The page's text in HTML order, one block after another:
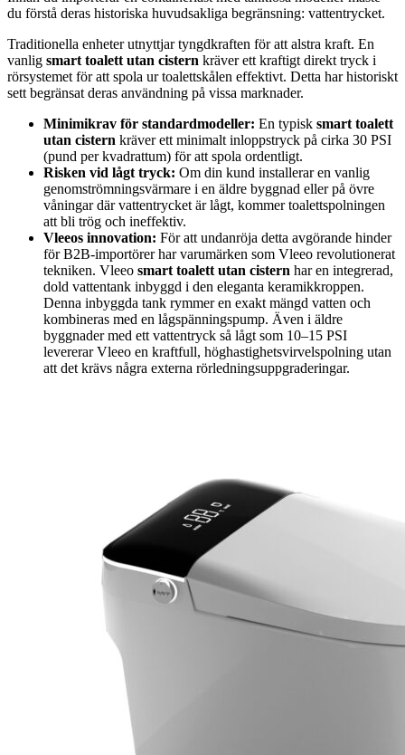
du förstå deras historiska huvudsakliga begränsning: vattentrycket.
Traditionella enheter utnyttjar tyngdkraften för att alstra kraft. En
vanlig smart toalett utan cistern kräver ett kraftigt direkt tryck i
rörsystemet för att spola ur toalettskålen effektivt. Detta har historiskt
sett begränsat deras användning på vissa marknader.
Minimikrav för standardmodeller: En typisk smart toalett
utan cistern kräver ett minimalt inloppstryck på cirka 30 PSI
(pund per kvadrattum) för att spola ordentligt.
Risken vid lågt tryck: Om din kund installerar en vanlig
genomströmningsvärmare i en äldre byggnad eller på övre
våningar där vattentrycket är lågt, kommer toalettspolningen
att bli trög och ineffektiv.
Vleeos innovation: För att undanröja detta avgörande hinder
för B2B-importörer har varumärken som Vleeo revolutionerat
tekniken. Vleeo smart toalett utan cistern har en integrerad,
dold vattentank inbyggd i den eleganta keramikkroppen.
Denna inbyggda tank rymmer en exakt mängd vatten och
kombineras med en lågspänningspump. Även i äldre
byggnader med ett vattentryck så lågt som 10–15 PSI
levererar Vleeo en kraftfull, höghastighetsvirvelspolning utan
att det krävs några externa rörledningsuppgraderingar.